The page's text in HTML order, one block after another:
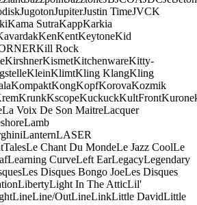
JugotonJupiterJustin TimeJVCK
Kama SutraKappKarkia
KenKentKeytoneKid
Kill Rock
KirshnerKismetKitchenwareKitty-
KleinKlimtKling KlangKling
KompaktKongKopfKorovaKozmik
KrunkKscopeKuckuckKultFront
La Voix De Son MaitreLacquer
Lamb
LanternLASER
Le Chant Du MondeLe Jazz CoolLe
Learning CurveLeft EarLegacyLegendary
Les Disques Bongo JoeLes Disques
LibertyLight In The AtticLil'
LineLine/OutLineLinkLittle DavidLittle